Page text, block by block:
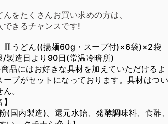
んをたくさんお買い求めの方は、
できるチャンスです!
皿うどん((揚麺60g・スープ付)×6袋)×2袋
/製造日より90日(常温冷暗所)
品にはお好きな具材を加えていただけるよ
ープがセットになっております。具材はつい
。
(国内製造)、還元水飴、発酵調味料、食酢、